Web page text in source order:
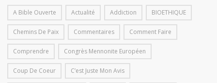
A Bible Ouverte Actualité Addiction BIOETHIQUE
Chemins De Paix Commentaires Comment Faire
Comprendre Congrès Mennonite Européen
Coup De Coeur C’est Juste Mon Avis